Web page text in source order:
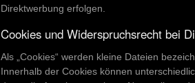
Direktwerbung erfolgen.
Cookies und Widerspruchsrecht bei
Als „Cookies“ werden kleine Dateien
Innerhalb der Cookies können